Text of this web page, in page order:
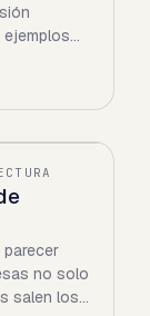
no solo
salen los